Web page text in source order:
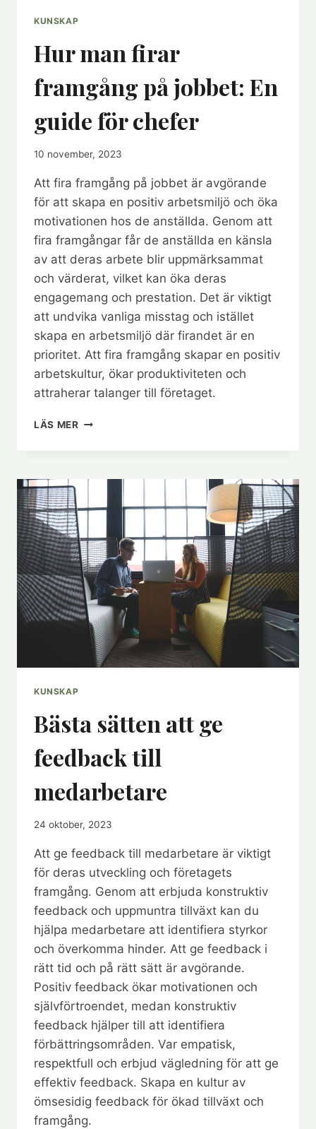
KUNSKAP
Hur man firar
framgång på jobbet: En
guide för chefer
10 november, 2023
Att fira framgång på jobbet är avgörande
för att skapa en positiv arbetsmiljö och öka
motivationen hos de anställda. Genom att
fira framgångar får de anställda en känsla
av att deras arbete blir uppmärksammat
och värderat, vilket kan öka deras
engagemang och prestation. Det är viktigt
att undvika vanliga misstag och istället
skapa en arbetsmiljö där firandet är en
prioritet. Att fira framgång skapar en positiv
arbetskultur, ökar produktiviteten och
attraherar talanger till företaget.
LÄS MERHUR
PÅ
EN
GUIDE
FÖR
CHEFER
KUNSKAP
Bästa sätten att ge
feedback till
medarbetare
24 oktober, 2023
Att ge feedback till medarbetare är viktigt
för deras utveckling och företagets
framgång. Genom att erbjuda konstruktiv
feedback och uppmuntra tillväxt kan du
hjälpa medarbetare att identifiera styrkor
och överkomma hinder. Att ge feedback i
rätt tid och på rätt sätt är avgörande.
Positiv feedback ökar motivationen och
självförtroendet, medan konstruktiv
feedback hjälper till att identifiera
förbättringsområden. Var empatisk,
respektfull och erbjud vägledning för att ge
effektiv feedback. Skapa en kultur av
ömsesidig feedback för ökad tillväxt och
framgång.